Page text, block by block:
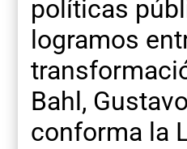
políticas
logramos
Bahl,
conforma la